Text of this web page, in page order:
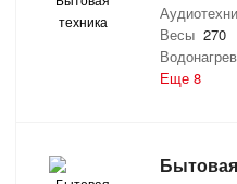
ЛАКОКРАСОЧНЫЕ
НАСОСНОЕ
Весы 270
Еще 8